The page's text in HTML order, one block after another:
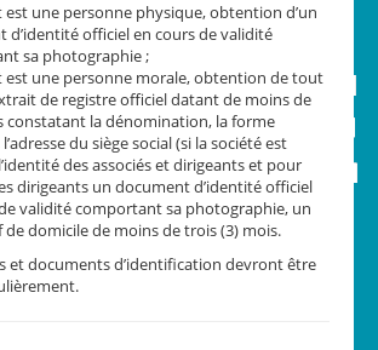
est une personne physique, obtention d’un
d’identité officiel en cours de validité
sa photographie ;
est une personne morale, obtention de tout
de registre officiel datant de moins de
constatant la dénomination, la forme
du siège social (si la société est
des associés et dirigeants et pour
dirigeants un document d’identité officiel
validité comportant sa photographie, un
domicile de moins de trois (3) mois.
et documents d’identification devront être